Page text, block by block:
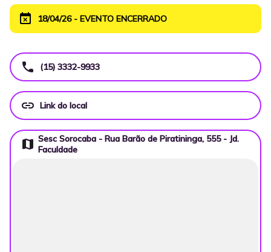
event_busy 18/04/26 - EVENTO ENCERRADO
call (15) 3332-9933
link Link do local
map Sesc Sorocaba - Rua Barão de Piratininga, 555 - Jd.
Faculdade